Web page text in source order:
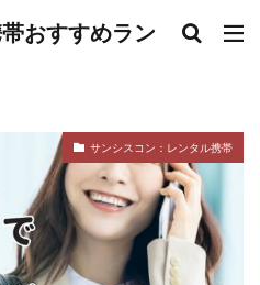
帯おすすめラン
サンシスコン：レンタル携帯